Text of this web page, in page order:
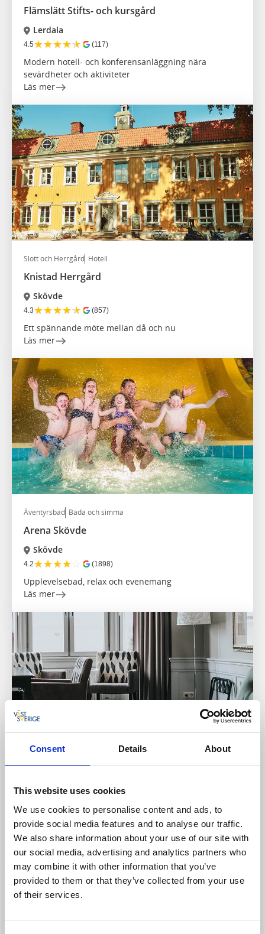
Consent Details About
This website uses cookies
We use cookies to personalise content and ads, to
provide social media features and to analyse our traffic.
We also share information about your use of our site with
our social media, advertising and analytics partners who
may combine it with other information that you’ve
provided to them or that they’ve collected from your use
of their services.
Flämslätt Stifts- och kursgård
Lerdala
4.5★★★★★ (117)
Modern hotell- och konferensanläggning nära
sevärdheter och aktiviteter
Läs mer
Slott och Herrgård Hotell
Knistad Herrgård
Skövde
4.3★★★★★ (857)
Ett spännande möte mellan då och nu
Läs mer
Äventyrsbad Bada och simma
Arena Skövde
Skövde
4.2★★★★☆ (1898)
Upplevelsebad, relax och evenemang
Läs mer
Hotell
★ ★
Anrikt hotell med militärhistorisk anknytning
Läs mer